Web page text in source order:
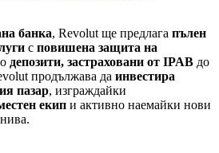
банка, Revolut ще предлага пълен
с повишена защита на
депозити, застраховани от IPAB до
продължава да инвестира
пазар, изграждайки
екип и активно наемайки нови